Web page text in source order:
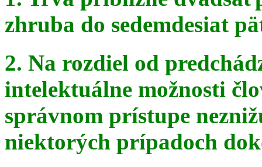
zhruba do sedemdesiat
2. Na rozdiel od
intelektuálne možnosti
správnom prístupe
niektorých prípadoch